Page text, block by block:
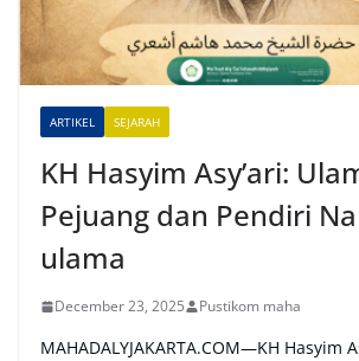
t
i
v
ARTIKEL SEJARAH
KH Hasyim Asy’ari:
Pejuang dan Pendiri
ulama
December 23, 2025 Pustikom maha
MAHADALYJAKARTA.COM—KH Hasyim